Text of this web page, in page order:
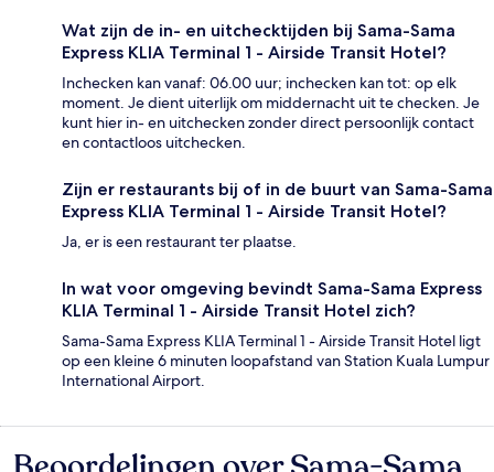
Wat zijn de in- en uitchecktijden bij Sama-Sama
Express KLIA Terminal 1 - Airside Transit Hotel?
Inchecken kan vanaf: 06.00 uur; inchecken kan tot: op elk
moment. Je dient uiterlijk om middernacht uit te checken. Je
kunt hier in- en uitchecken zonder direct persoonlijk contact
en contactloos uitchecken.
Zijn er restaurants bij of in de buurt van Sama-Sama
Express KLIA Terminal 1 - Airside Transit Hotel?
Ja, er is een restaurant ter plaatse.
In wat voor omgeving bevindt Sama-Sama Express
KLIA Terminal 1 - Airside Transit Hotel zich?
Sama-Sama Express KLIA Terminal 1 - Airside Transit Hotel ligt
op een kleine 6 minuten loopafstand van Station Kuala Lumpur
International Airport.
Beoordelingen